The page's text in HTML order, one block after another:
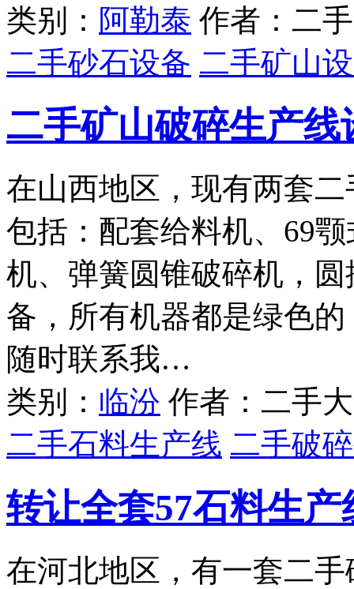
类别： 阿勒泰 作者：二
二手砂石设备 二手矿山
二手矿山破碎生产线
在山西地区，现有两套
包括：配套给料机、69
机、弹簧圆锥破碎机，
备，所有机器都是绿色
随时联系我…
类别： 临汾 作者：二手
二手石料生产线 二手破
转让全套57石料生
在河北地区，有一套二